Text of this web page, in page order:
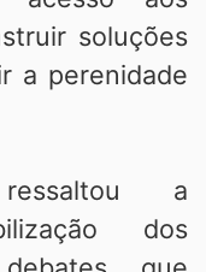
soluções
a perenidade
a
dos